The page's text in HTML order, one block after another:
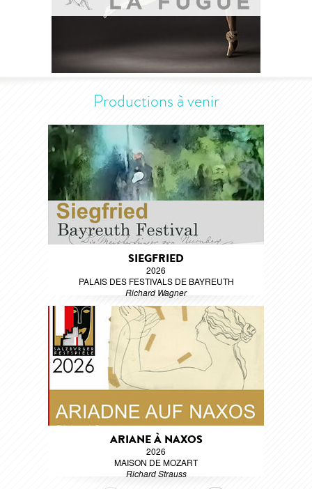
Productions à venir
SIEGFRIED
2026
PALAIS DES FESTIVALS DE BAYREUTH
Richard Wagner
ARIANE À NAXOS
2026
MAISON DE MOZART
Richard Strauss